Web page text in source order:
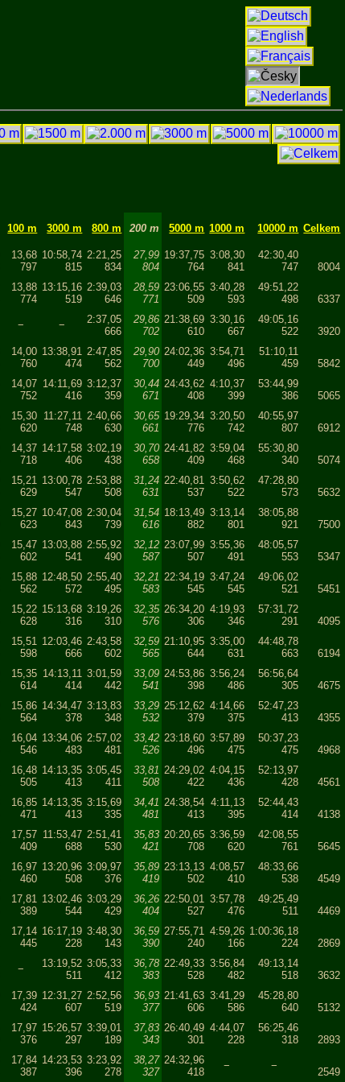
100 m 3000 m 800 m 200 m 5000 m 1000 m 10000 m Celkem
13,68
797
10:58,74
815
2:21,25
834
27,99
804
19:37,75
764
3:08,30
841
42:30,40
747
8004
13,88
774
13:15,16
519
2:39,03
646
28,59
771
23:06,55
509
3:40,28
593
49:51,22
498
6337
− −
2:37,05
666
29,86
702
21:38,69
610
3:30,16
667
49:05,16
522
3920
14,00
760
13:38,91
474
2:47,85
562
29,90
700
24:02,36
449
3:54,71
496
51:10,11
459
5842
14,07
752
14:11,69
416
3:12,37
359
30,44
671
24:43,62
408
4:10,37
399
53:44,99
386
5065
15,30
620
11:27,11
748
2:40,66
630
30,65
661
19:29,34
776
3:20,50
742
40:55,97
807
6912
14,37
718
14:17,58
406
3:02,19
438
30,70
658
24:41,82
409
3:59,04
468
55:30,80
340
5074
15,21
629
13:00,78
547
2:53,88
508
31,24
631
22:40,81
537
3:50,62
522
47:28,80
573
5632
15,27
623
10:47,08
843
2:30,04
739
31,54
616
18:13,49
882
3:13,14
801
38:05,88
921
7500
15,47
602
13:03,88
541
2:55,92
490
32,12
587
23:07,99
507
3:55,36
491
48:05,57
553
5347
15,88
562
12:48,50
572
2:55,40
495
32,21
583
22:34,19
545
3:47,24
545
49:06,02
521
5451
15,22
628
15:13,68
316
3:19,26
310
32,35
576
26:34,20
306
4:19,93
346
57:31,72
291
4095
15,51
598
12:03,46
666
2:43,58
602
32,59
565
21:10,95
644
3:35,00
631
44:48,78
663
6194
15,35
614
14:13,11
414
3:01,59
442
33,09
541
24:53,86
398
3:56,24
486
56:56,64
305
4675
15,86
564
14:34,47
378
3:13,83
348
33,29
532
25:12,62
379
4:14,66
375
52:47,23
413
4355
16,04
546
13:34,06
483
2:57,02
481
33,42
526
23:18,60
496
3:57,89
475
50:37,23
475
4968
16,48
505
14:13,35
413
3:05,45
411
33,81
508
24:29,02
422
4:04,15
436
52:13,97
428
4561
16,85
471
14:13,35
413
3:15,69
335
34,41
481
24:38,54
413
4:11,13
395
52:44,43
414
4138
17,57
409
11:53,47
688
2:51,41
530
35,83
421
20:20,65
708
3:36,59
620
42:08,55
761
5645
16,97
460
13:20,96
508
3:09,97
376
35,89
419
23:13,13
502
4:08,57
410
48:33,66
538
4549
17,81
389
13:02,46
544
3:03,29
429
36,26
404
22:50,01
527
3:57,78
476
49:25,49
511
4469
17,14
445
16:17,19
228
3:48,30
143
36,59
390
27:55,71
240
4:59,26
166
1:00:36,18
224
2869
−
13:19,52
511
3:05,33
412
36,78
383
22:49,33
528
3:56,84
482
49:13,14
518
3632
17,39
424
12:31,27
607
2:52,56
519
36,93
377
21:41,63
606
3:41,29
586
45:28,80
640
5132
17,97
376
15:26,57
297
3:39,01
189
37,83
343
26:40,49
301
4:44,07
228
56:25,46
318
2893
17,84
387
14:23,53
396
3:23,92
278
38,27
327
24:32,96
418
− −
2549